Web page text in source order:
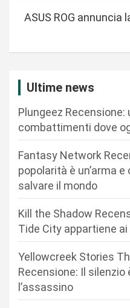
a
ASUS ROG annuncia
Ultime news
Plungeez
combattimenti dove
Fantasy Network
popolarità è un’arma e
salvare il mondo
Kill the Shadow
Tide City appartiene
Yellowcreek Stories
Recensione: Il silenzio
l’assassino